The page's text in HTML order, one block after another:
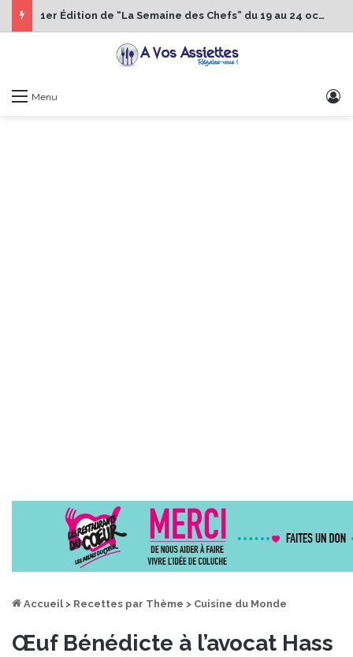
1er Édition de “La Semaine des Chefs” du 19 au 24 octobre 2026
Menu
Accueil > Recettes par Thème > Cuisine du Monde
Œuf Bénédicte à l’avocat Hass